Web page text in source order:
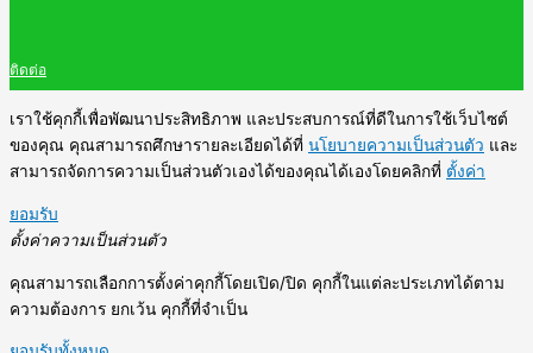
ติดต่อ
เราใช้คุกกี้เพื่อพัฒนาประสิทธิภาพ และประสบการณ์ที่ดีในการใช้เว็บไซต์
ของคุณ คุณสามารถศึกษารายละเอียดได้ที่ นโยบายความเป็นส่วนตัว และ
สามารถจัดการความเป็นส่วนตัวเองได้ของคุณได้เองโดยคลิกที่ ตั้งค่า
ยอมรับ
ตั้งค่าความเป็นส่วนตัว
คุณสามารถเลือกการตั้งค่าคุกกี้โดยเปิด/ปิด คุกกี้ในแต่ละประเภทได้ตาม
ความต้องการ ยกเว้น คุกกี้ที่จำเป็น